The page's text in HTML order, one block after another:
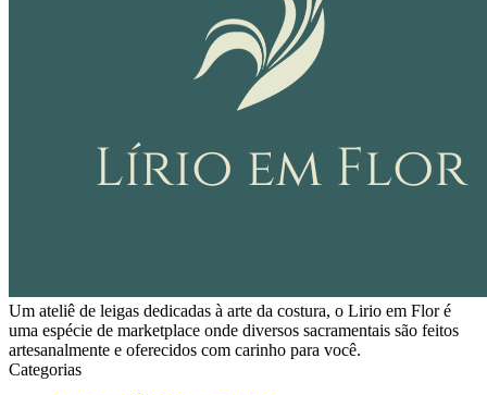
Um ateliê de leigas dedicadas à arte da costura, o Lirio em Flor é
uma espécie de marketplace onde diversos sacramentais são feitos
artesanalmente e oferecidos com carinho para você.
Categorias